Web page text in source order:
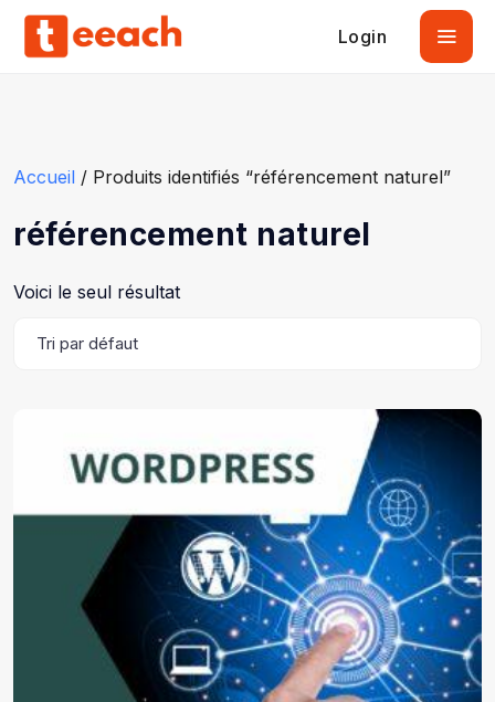
Login
Accueil / Produits identifiés “référencement naturel”
référencement naturel
Voici le seul résultat